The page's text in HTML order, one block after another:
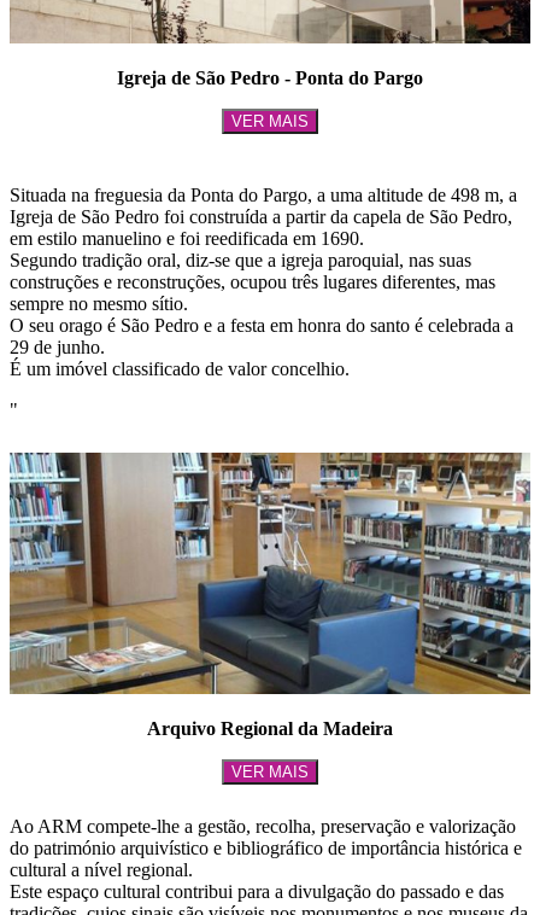
Igreja de São Pedro - Ponta do Pargo
VER MAIS
Situada na freguesia da Ponta do Pargo, a uma altitude de 498 m, a
Igreja de São Pedro foi construída a partir da capela de São Pedro,
em estilo manuelino e foi reedificada em 1690.
Segundo tradição oral, diz-se que a igreja paroquial, nas suas
construções e reconstruções, ocupou três lugares diferentes, mas
sempre no mesmo sítio.
O seu orago é São Pedro e a festa em honra do santo é celebrada a
29 de junho.
É um imóvel classificado de valor concelhio.
"
Arquivo Regional da Madeira
VER MAIS
Ao ARM compete-lhe a gestão, recolha, preservação e valorização
do património arquivístico e bibliográfico de importância histórica e
cultural a nível regional.
Este espaço cultural contribui para a divulgação do passado e das